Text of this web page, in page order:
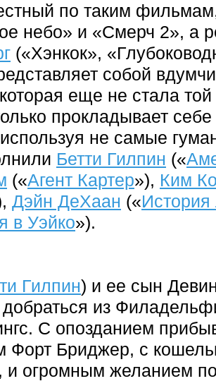
по таким
небо» и «Смерч 2», а
(«Хэнкок»,
собой
еще не стала
прокладывает себе
не самые
Бетти Гилпин («
(«Агент Картер»), Ким
Дэйн ДеХаан («История
в Уэйко»).
Гилпин) и ее сын
из
С опозданием
Форт Бриджер, с
и огромным желанием